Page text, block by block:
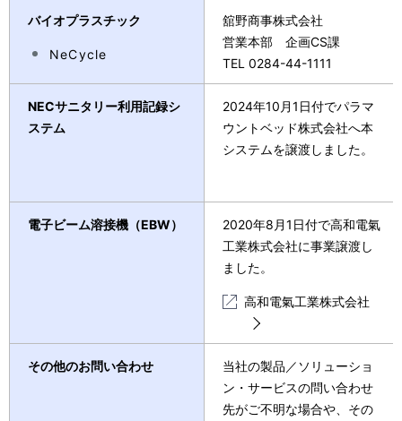
バイオプラスチック
NeCycle
舘野商事株式会社
営業本部 企画CS課
TEL 0284-44-1111
NECサニタリー利用記録シ
ステム
2024年10月1日付でパラマ
ウントベッド株式会社へ本
システムを譲渡しました。
電子ビーム溶接機（EBW）
2020年8月1日付で高和電氣
工業株式会社に事業譲渡し
ました。
高和電氣工業株式会社
その他のお問い合わせ
当社の製品／ソリューショ
ン・サービスの問い合わせ
先がご不明な場合や、その